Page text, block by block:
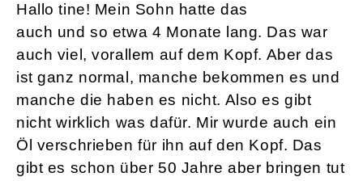
Hallo tine! Mein Sohn hatte das
auch und so etwa 4 Monate lang. Das war
auch viel, vorallem auf dem Kopf. Aber das
ist ganz normal, manche bekommen es und
manche die haben es nicht. Also es gibt
nicht wirklich was dafür. Mir wurde auch ein
Öl verschrieben für ihn auf den Kopf. Das
gibt es schon über 50 Jahre aber bringen tut